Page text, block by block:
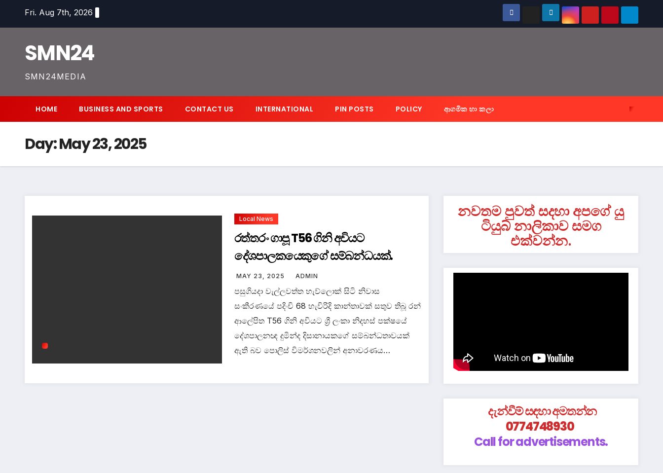
Fri. Aug 7th, 2026
SMN24
SMN24MEDIA
HOME BUSINESS AND SPORTS CONTACT US INTERNATIONAL PIN POSTS POLICY ආගමික හා කලා
Day:May 23, 2025
Local News
‍රත්තරං ගාපූ T56 ගිනි අවියට
දේශපාලකයෙකුගේ සම්බන්ධයක්.
MAY 23, 2025 ADMIN
පසුගියදා වැල්ලවත්ත හැව්ලොක් සිටි නිවාස
සංකීරණයේ පදිංචි 68 හැවිරිදි කාන්තාවක් සතුව තිබූ රන්
ආලේපිත T56 ගිනි අවියට ශ්‍රී ලංකා නිදහස් පක්ෂයේ
දේශපාලනඥ දුමින්ද දිසානායකගේ සම්බන්ධතාවයක්
ඇති බව පොලිස් විමර්ශනවලින් අනාවරණය…
නවතම පුවත් සදහා අපගේ යු
ටියුබ් නාලිකාව සමග
එක්වන්න.
දැන්වීම් සඳහා අමතන්න
0774748930
Call for advertisements.